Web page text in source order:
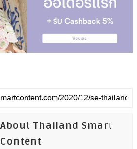
About Thailand Smart
Content